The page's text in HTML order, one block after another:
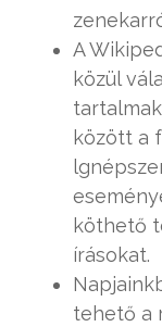
A
közül
között a
köthető
írásokat.
tehető a